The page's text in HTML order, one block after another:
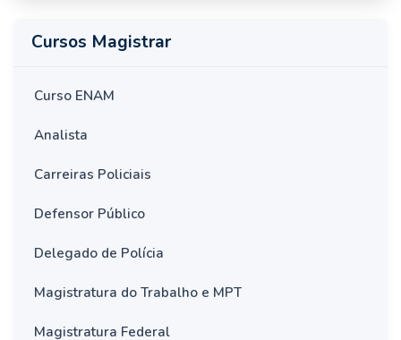
Cursos Magistrar
Curso ENAM
Analista
Carreiras Policiais
Defensor Público
Delegado de Polícia
Magistratura do Trabalho e MPT
Magistratura Federal